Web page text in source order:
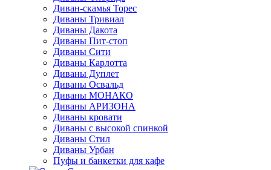
Диван-скамья Торес
Диваны Тривиал
Диваны Дакота
Диваны Пит-стоп
Диваны Сити
Диваны Карлотта
Диваны Дуплет
Диваны Освальд
Диваны МОНАКО
Диваны АРИЗОНА
Диваны кровати
Диваны с высокой спинкой
Диваны Стил
Диваны Урбан
Пуфы и банкетки для кафе